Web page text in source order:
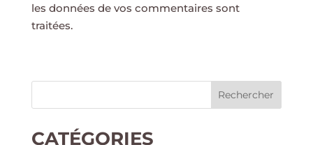
les données de vos commentaires sont
traitées.
Rechercher
CATÉGORIES